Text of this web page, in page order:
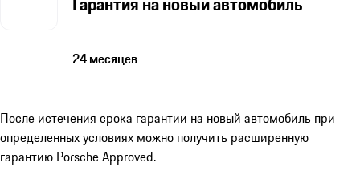
24 месяцев
После истечения срока гарантии на новый автомобиль при
определенных условиях можно получить расширенную
гарантию Porsche Approved.